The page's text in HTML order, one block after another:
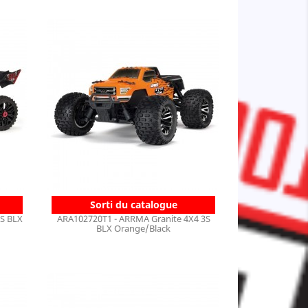
BLX
Sorti du catalogue
ARA102720T1 - ARRMA Granite 4X4 3S
BLX Orange/Black